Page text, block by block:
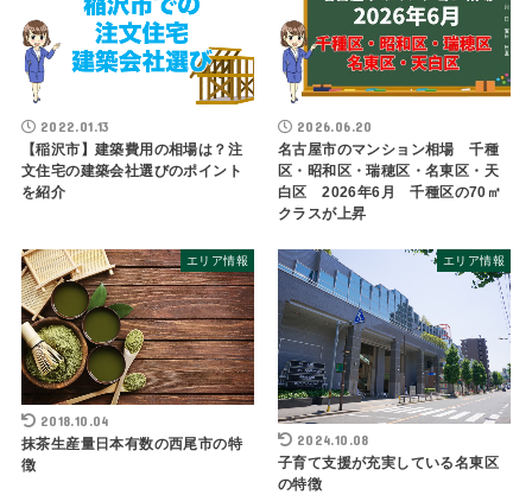
2022.01.13
【稲沢市】建築費用の相場は？注
文住宅の建築会社選びのポイント
を紹介
2026.06.20
名古屋市のマンション相場 千種
区・昭和区・瑞穂区・名東区・天
白区 2026年6月 千種区の70㎡
クラスが上昇
エリア情報
2018.10.04
抹茶生産量日本有数の西尾市の特
徴
エリア情報
2024.10.08
子育て支援が充実している名東区
の特徴